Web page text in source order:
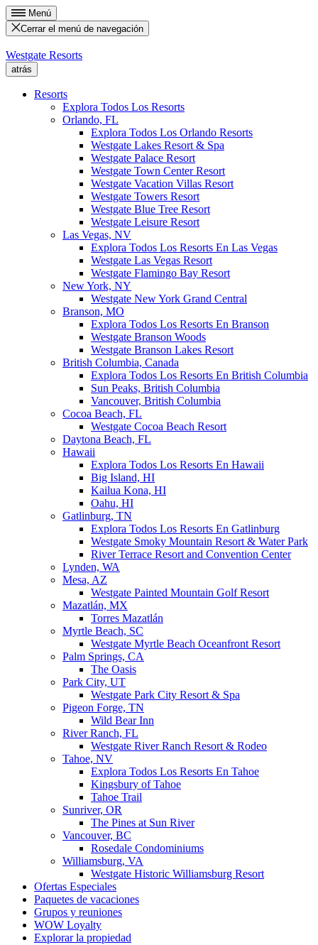
Menú
Cerrar el menú de navegación
Westgate Resorts
atrás
Resorts
Explora Todos Los Resorts
Orlando, FL
Explora Todos Los Orlando Resorts
Westgate Lakes Resort & Spa
Westgate Palace Resort
Westgate Town Center Resort
Westgate Vacation Villas Resort
Westgate Towers Resort
Westgate Blue Tree Resort
Westgate Leisure Resort
Las Vegas, NV
Explora Todos Los Resorts En Las Vegas
Westgate Las Vegas Resort
Westgate Flamingo Bay Resort
New York, NY
Westgate New York Grand Central
Branson, MO
Explora Todos Los Resorts En Branson
Westgate Branson Woods
Westgate Branson Lakes Resort
British Columbia, Canada
Explora Todos Los Resorts En British Columbia
Sun Peaks, British Columbia
Vancouver, British Columbia
Cocoa Beach, FL
Westgate Cocoa Beach Resort
Daytona Beach, FL
Hawaii
Explora Todos Los Resorts En Hawaii
Big Island, HI
Kailua Kona, HI
Oahu, HI
Gatlinburg, TN
Explora Todos Los Resorts En Gatlinburg
Westgate Smoky Mountain Resort & Water Park
River Terrace Resort and Convention Center
Lynden, WA
Mesa, AZ
Westgate Painted Mountain Golf Resort
Mazatlán, MX
Torres Mazatlán
Myrtle Beach, SC
Westgate Myrtle Beach Oceanfront Resort
Palm Springs, CA
The Oasis
Park City, UT
Westgate Park City Resort & Spa
Pigeon Forge, TN
Wild Bear Inn
River Ranch, FL
Westgate River Ranch Resort & Rodeo
Tahoe, NV
Explora Todos Los Resorts En Tahoe
Kingsbury of Tahoe
Tahoe Trail
Sunriver, OR
The Pines at Sun River
Vancouver, BC
Rosedale Condominiums
Williamsburg, VA
Westgate Historic Williamsburg Resort
Ofertas Especiales
Paquetes de vacaciones
Grupos y reuniones
WOW Loyalty
Explorar la propiedad